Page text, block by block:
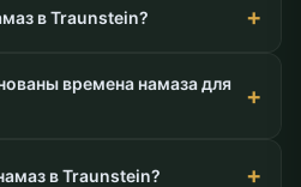
в Traunstein?
времена намаза для
в Traunstein?